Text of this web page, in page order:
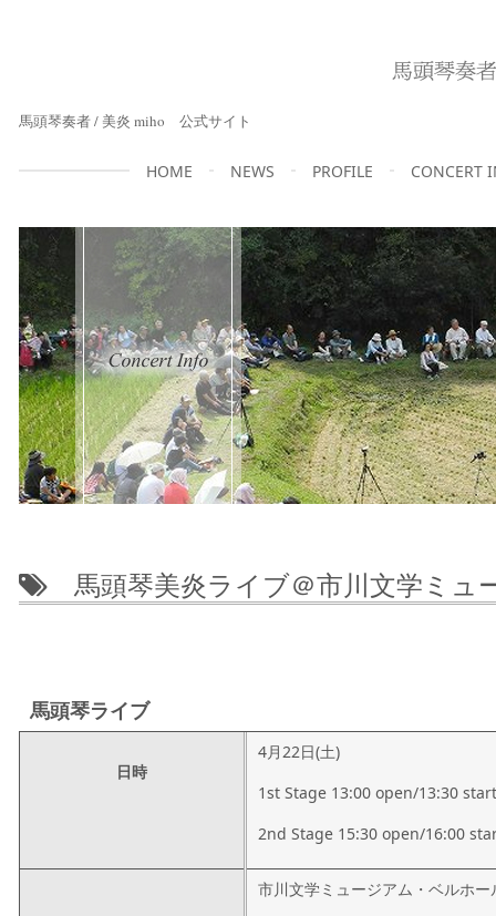
馬頭琴奏者 / 美炎 miho 公式サイト
HOME NEWS PROFILE CONCERT
馬頭琴美炎ライブ＠市川文学ミュ
馬頭琴ライブ
日時
4月22日(土)
1st Stage 13:00 open/13:30 start
2nd Stage 15:30 open/16:00
市川文学ミュージアム・ベルホー